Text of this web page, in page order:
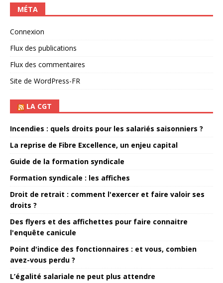
MÉTA
Connexion
Flux des publications
Flux des commentaires
Site de WordPress-FR
LA CGT
Incendies : quels droits pour les salariés saisonniers ?
La reprise de Fibre Excellence, un enjeu capital
Guide de la formation syndicale
Formation syndicale : les affiches
Droit de retrait : comment l'exercer et faire valoir ses
droits ?
Des flyers et des affichettes pour faire connaitre
l'enquête canicule
Point d'indice des fonctionnaires : et vous, combien
avez-vous perdu ?
L’égalité salariale ne peut plus attendre